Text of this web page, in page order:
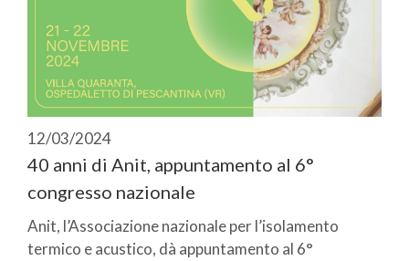
12/03/2024
40 anni di Anit, appuntamento al 6°
congresso nazionale
Anit, l’Associazione nazionale per l’isolamento
termico e acustico, dà appuntamento al 6°